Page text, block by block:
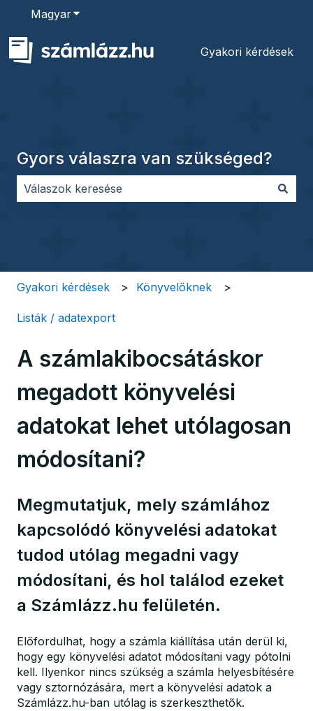
MagyarAlmenü megjelenítése fordításokhoz
Gyakori kérdések
Gyors válaszra van szükséged?
Gyakori kérdések Könyvelőknek
Listák / adatexport
A számlakibocsátáskor
megadott könyvelési
adatokat lehet utólagosan
módosítani?
Megmutatjuk, mely számlához
kapcsolódó könyvelési adatokat
tudod utólag megadni vagy
módosítani, és hol találod ezeket
a Számlázz.hu felületén.
Előfordulhat, hogy a számla kiállítása után derül ki,
hogy egy könyvelési adatot módosítani vagy pótolni
kell. Ilyenkor nincs szükség a számla helyesbítésére
vagy sztornózására, mert a könyvelési adatok a
Számlázz.hu-ban utólag is szerkeszthetők.